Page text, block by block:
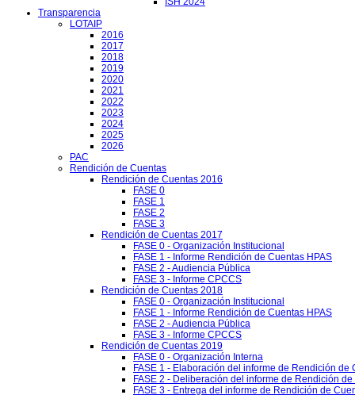
Transparencia
LOTAIP
2016
2017
2018
2019
2020
2021
2022
2023
2024
2025
2026
PAC
Rendición de Cuentas
Rendición de Cuentas 2016
FASE 0
FASE 1
FASE 2
FASE 3
Rendición de Cuentas 2017
FASE 0 - Organización Institucional
FASE 1 - Informe Rendición de Cuentas HPAS
FASE 2 - Audiencia Pública
FASE 3 - Informe CPCCS
Rendición de Cuentas 2018
FASE 0 - Organización Institucional
FASE 1 - Informe Rendición de Cuentas HPAS
FASE 2 - Audiencia Pública
FASE 3 - Informe CPCCS
Rendición de Cuentas 2019
FASE 0 - Organización Interna
FASE 1 - Elaboración del informe de Rendición de
FASE 2 - Deliberación del informe de Rendición
FASE 3 - Entrega del informe de Rendición de